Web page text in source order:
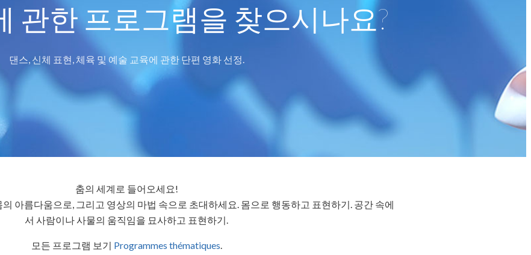
관한 프로그램을 찾으시나요?
댄스, 신체 표현, 체육 및 예술 교육에 관한 단편 영화 선정.
춤의 세계로 들어오세요!
아름다움으로, 그리고 영상의 마법 속으로 초대하세요. 몸으로 행동하고 표현하기. 공간 속에
서 사람이나 사물의 움직임을 묘사하고 표현하기.
모든 프로그램 보기 Programmes thématiques.